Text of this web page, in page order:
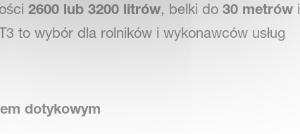
2600 lub 3200 litrów, belki do 30 metrówi
to wybór dla rolników i wykonawców usług
dotykowym